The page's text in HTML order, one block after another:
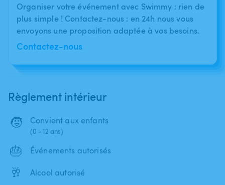
Organiser votre événement avec Swimmy : rien de
plus simple ! Contactez-nous : en 24h nous vous
envoyons une proposition adaptée à vos besoins.
Contactez-nous
Règlement intérieur
🧒 Convient aux enfants
(0 - 12 ans)
🎂 Événements autorisés
🥂 Alcool autorisé